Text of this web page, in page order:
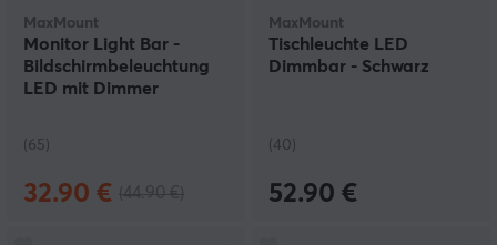
MaxMount
Monitor Light Bar -
Bildschirmbeleuchtung
LED mit Dimmer
(65)
32.90 €
MaxMount
Tischleuchte LED
Dimmbar - Schwarz
(40)
52.90 €